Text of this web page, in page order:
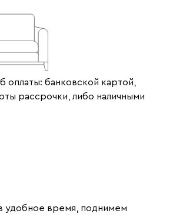
оплаты: банковской картой,
рассрочки, либо наличными
удобное время, поднимем